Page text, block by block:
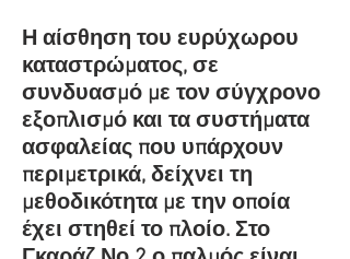
Η αίσθηση του ευρύχωρου
καταστρώματος, σε
συνδυασμό με τον σύγχρονο
εξοπλισμό και τα συστήματα
ασφαλείας που υπάρχουν
περιμετρικά, δείχνει τη
μεθοδικότητα με την οποία
έχει στηθεί το πλοίο. Στο